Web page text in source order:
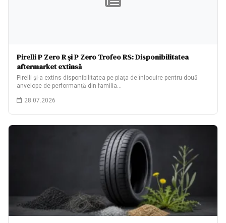
Pirelli P Zero R și P Zero Trofeo RS: Disponibilitatea
aftermarket extinsă
Pirelli și-a extins disponibilitatea pe piața de înlocuire pentru două
anvelope de performanță din familia…
28.07.2026